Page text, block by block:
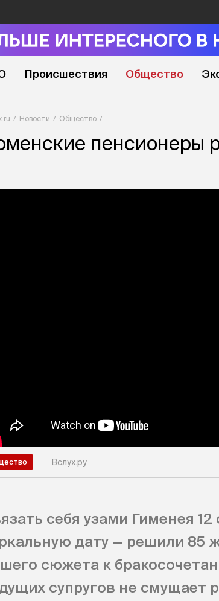
Происшествия Общество
Новости Общество
пенсионеры
Вслух.ру
себя узами Гименея
дату — решили 85
сюжета к
супругов не смущает